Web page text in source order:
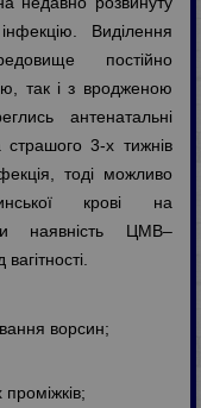
Виділення
постійно
так і з вродженою
антенатальні
3-х тижнів
тоді можливо
крові на
наявність ЦМВ–
ворсин;